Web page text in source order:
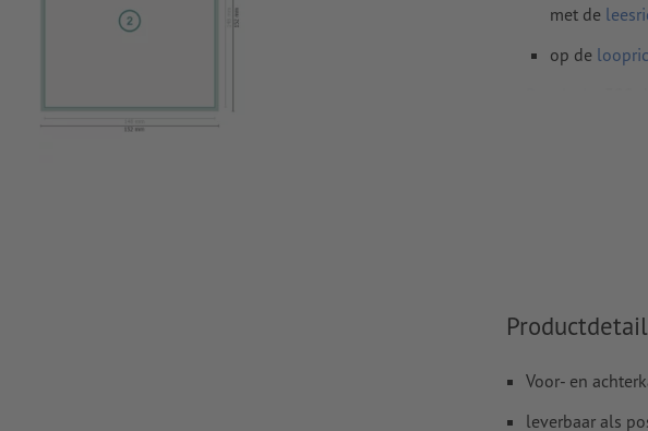
met de
op de
4 mm afstand
Commentaren
Voor- en
leverbaar als